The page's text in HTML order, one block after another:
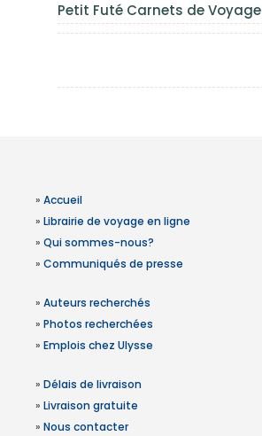
Petit Futé Carnets de Voyage
» Accueil
» Librairie de voyage en ligne
» Qui sommes-nous?
» Communiqués de presse
» Auteurs recherchés
» Photos recherchées
» Emplois chez Ulysse
» Délais de livraison
» Livraison gratuite
» Nous contacter